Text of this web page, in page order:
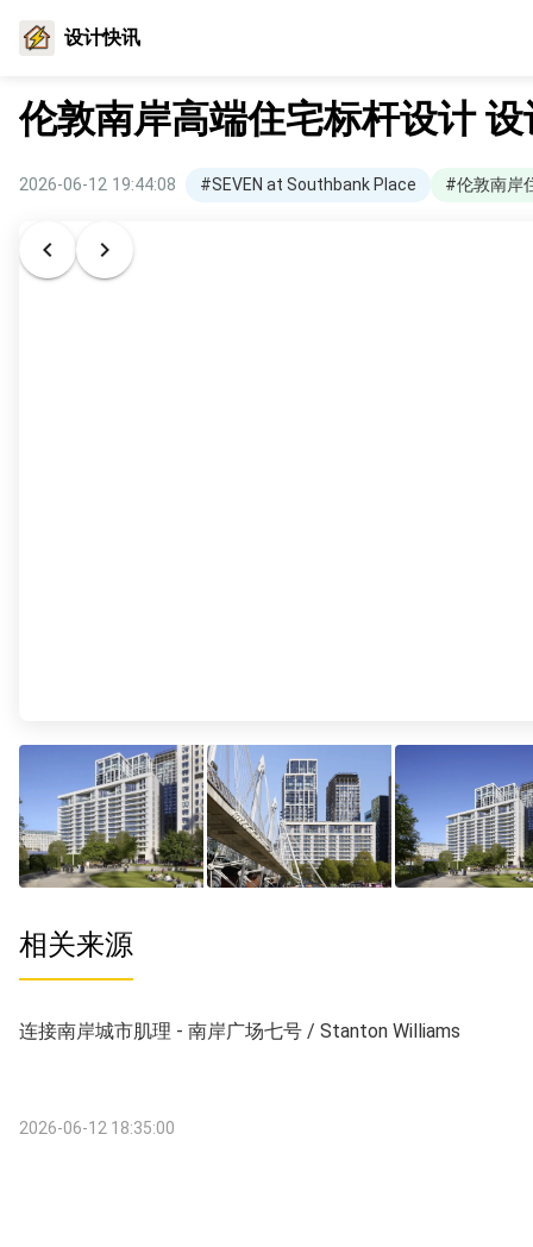
设计快讯
伦敦南岸高端住宅标杆设计
2026-06-12 19:44:08 #SEVEN at Southbank Place #伦敦南岸
相关来源
连接南岸城市肌理 - 南岸广场七号 / Stanton Williams
2026-06-12 18:35:00